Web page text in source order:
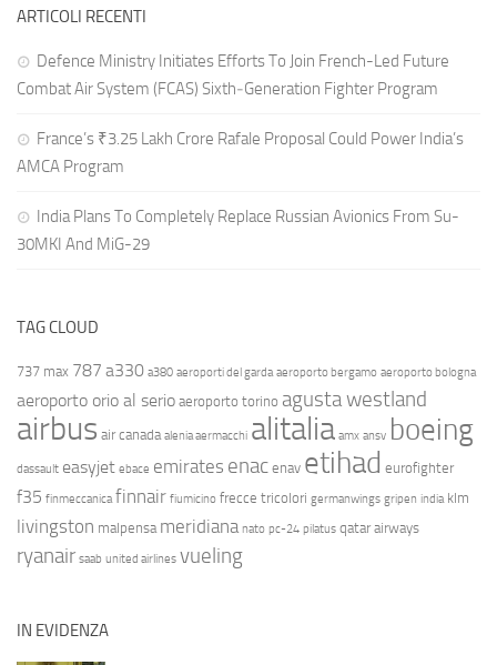
ARTICOLI RECENTI
Defence Ministry Initiates Efforts To Join French-Led Future
Combat Air System (FCAS) Sixth‑Generation Fighter Program
France’s ₹3.25 Lakh Crore Rafale Proposal Could Power India’s
AMCA Program
India Plans To Completely Replace Russian Avionics From Su-
30MKI And MiG-29
TAG CLOUD
737 max 787 a330 a380 aeroporti del garda aeroporto bergamo aeroporto bologna
aeroporto orio al serio aeroporto torino agusta westland
airbus air canada alenia aermacchi alitalia amx ansv boeing
dassault easyjet ebace emirates enac enav etihad eurofighter
f35 finmeccanica finnair fiumicino frecce tricolori germanwings gripen india klm
livingston malpensa meridiana nato pc-24 pilatus qatar airways
ryanair saab united airlines vueling
IN EVIDENZA